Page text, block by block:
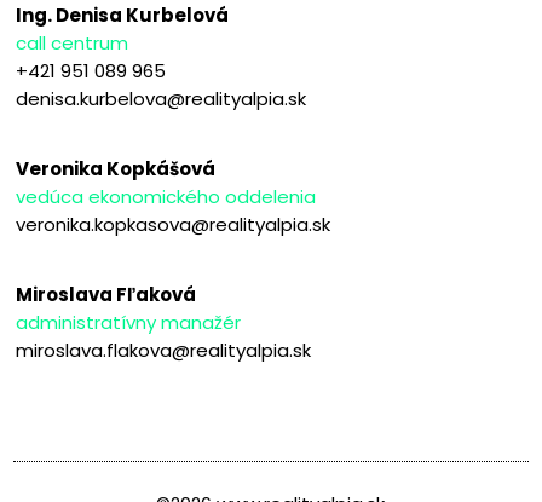
Ing. Denisa Kurbelová
call centrum
+421 951 089 965
denisa.kurbelova@realityalpia.sk
Veronika Kopkášová
vedúca ekonomického oddelenia
veronika.kopkasova@realityalpia.sk
Miroslava Fľaková
administratívny manažér
miroslava.flakova@realityalpia.sk